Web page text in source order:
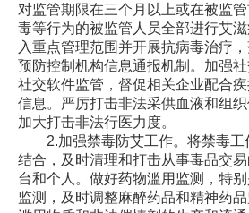
对监管期限在三个月以上或在被监
毒等行为的被监管人员全部进行艾
入重点管理范围并开展抗病毒治疗
预防控制机构信息通报机制。加强
社交软件监管，督促相关企业配合
信息。严厉打击非法采供血液和组织
加大打击非法行医力度。
2.加强禁毒防艾工作。将禁毒
结合，及时清理和打击从事毒品交
台和个人。做好药物滥用监测，特
监测，及时调整麻醉药品和精神药